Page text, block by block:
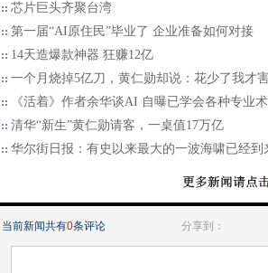
芯片巨头齐聚台湾
第一届“AI原住民”毕业了 企业准备如何对接
14天造爆款神器 狂赚12亿
一个月烧掉5亿刀，黄仁勋却说：花少了我才
《活着》作者余华谈AI 自曝已学会各种专业
清华“新生”黄仁勋请客，一桌值17万亿
华尔街日报：有史以来最大的一波海啸已经到
当前新闻共有0条评论 分享到：